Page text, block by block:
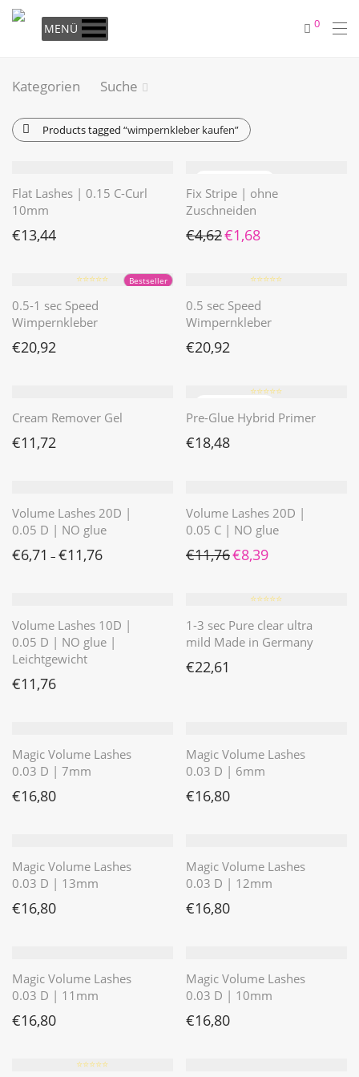
MENÜ 0
Kategorien Suche
Products tagged “wimpernkleber kaufen”
Flat Lashes | 0.15 C-Curl
10mm
€13,44
Fix Stripe | ohne
Zuschneiden
€4,62 Ursprünglicher Preis war:
€1,68
Bestseller
⭐️⭐️⭐️⭐️⭐️
0.5-1 sec Speed
Wimpernkleber
€20,92
⭐️⭐️⭐️⭐️⭐️
0.5 sec Speed
Wimpernkleber
€20,92
Cream Remover Gel
€11,72
⭐️⭐️⭐️⭐️⭐️
Pre-Glue Hybrid Primer
€18,48
Volume Lashes 20D |
0.05 D | NO glue
€6,71 – €11,76
Volume Lashes 20D |
0.05 C | NO glue
€11,76 Ursprünglicher Preis war:
€8,39Aktueller Preis ist:
Volume Lashes 10D |
0.05 D | NO glue |
Leichtgewicht
€11,76
⭐️⭐️⭐️⭐️⭐️
1-3 sec Pure clear ultra
mild Made in Germany
€22,61
Magic Volume Lashes
0.03 D | 7mm
€16,80
Magic Volume Lashes
0.03 D | 6mm
€16,80
Magic Volume Lashes
0.03 D | 13mm
€16,80
Magic Volume Lashes
0.03 D | 12mm
€16,80
Magic Volume Lashes
0.03 D | 11mm
€16,80
Magic Volume Lashes
0.03 D | 10mm
€16,80
⭐️⭐️⭐️⭐️⭐️